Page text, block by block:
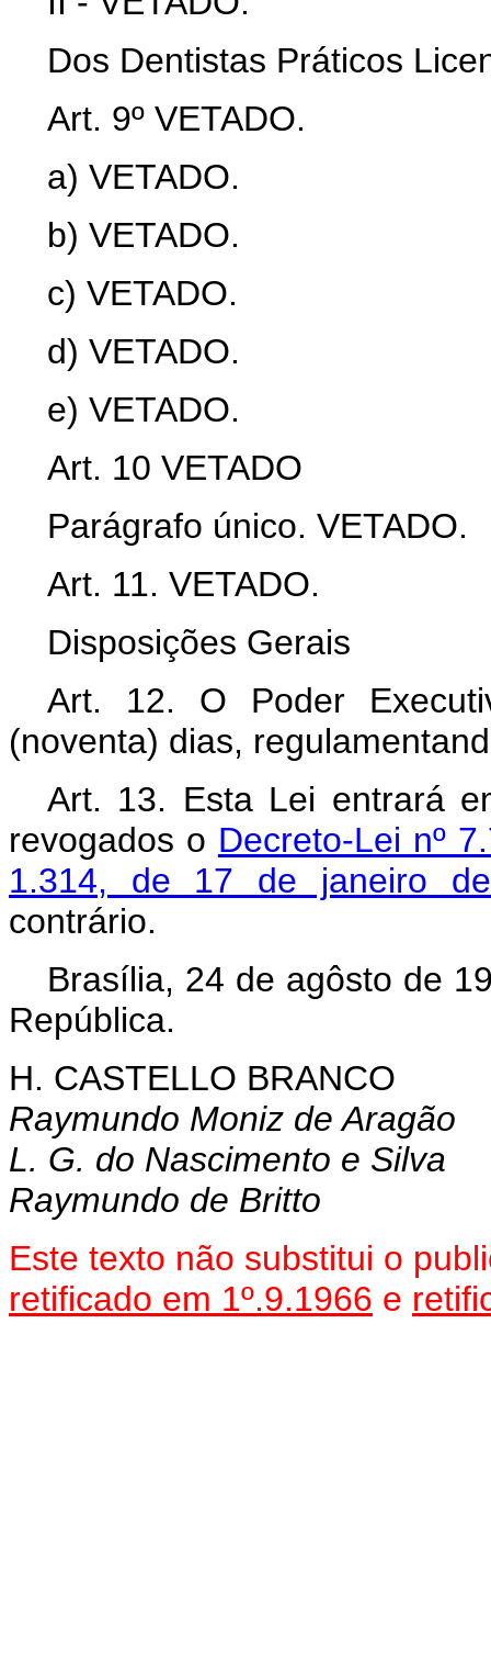
Dos Dentistas Práticos
Art. 9º VETADO.
a) VETADO.
b) VETADO.
c) VETADO.
d) VETADO.
e) VETADO.
Art. 10 VETADO
Parágrafo único. VETADO.
Art. 11. VETADO.
Disposições Gerais
Art. 12. O Poder
(noventa) dias,
Art. 13. Esta Lei entrará
revogados o Decreto-Lei nº
1.314, de 17 de janeiro
contrário.
Brasília, 24 de agôsto de
República.
H. CASTELLO BRANCO
Raymundo Moniz de Aragão
L. G. do Nascimento e Silva
Raymundo de Britto
Este texto não substitui o
retificado em 1º.9.1966 e